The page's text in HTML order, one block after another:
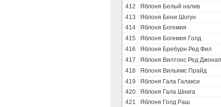
412
Яблоня Белый налив
413
Яблоня Бени Шогун
414
Яблоня Богемия
415
Яблоня Богемия Голд
416
Яблоня Бребурн Ред Фил
417
Яблоня Вилтонс Ред
418
Яблоня Вильямс Прайд
419
Яблоня Гала Галакси
420
Яблоня Гала Шнига
421
Яблоня Голд Раш